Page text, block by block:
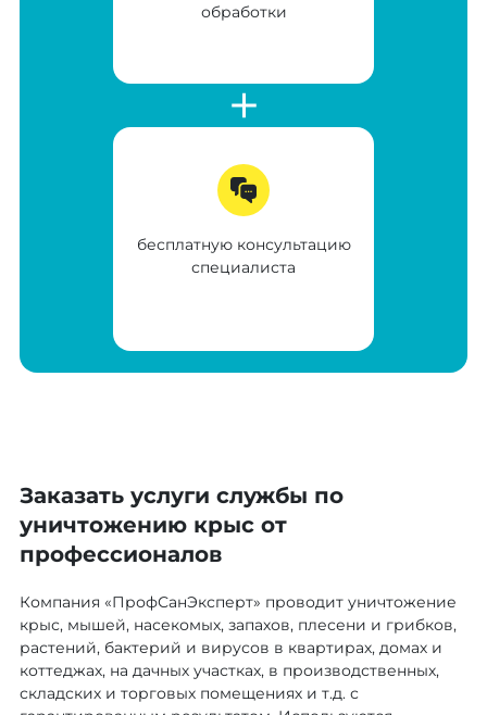
обработки
бесплатную консультацию
специалиста
Заказать услуги службы по
уничтожению крыс от
профессионалов
Компания «ПрофСанЭксперт» проводит уничтожение
крыс, мышей, насекомых, запахов, плесени и грибков,
растений, бактерий и вирусов в квартирах, домах и
коттеджах, на дачных участках, в производственных,
складских и торговых помещениях и т.д. с